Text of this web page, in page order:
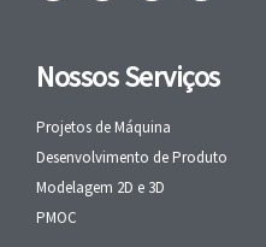
Nossos Serviços
Projetos de Máquina
Desenvolvimento de Produto
Modelagem 2D e 3D
PMOC